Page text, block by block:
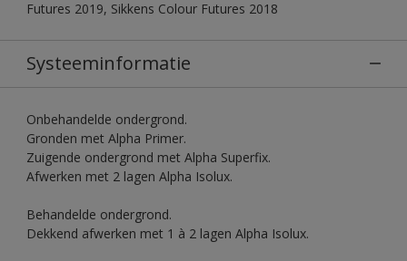
Futures 2019, Sikkens Colour Futures 2018
Systeeminformatie
Onbehandelde ondergrond.
Gronden met Alpha Primer.
Zuigende ondergrond met Alpha Superfix.
Afwerken met 2 lagen Alpha Isolux.
Behandelde ondergrond.
Dekkend afwerken met 1 à 2 lagen Alpha Isolux.